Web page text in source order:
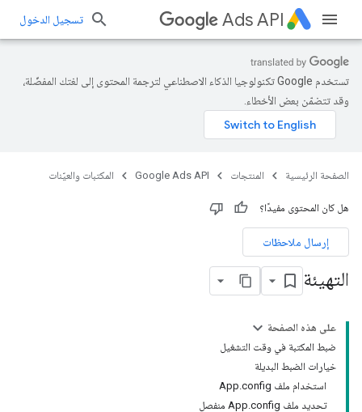
Ads API تسجيل الدخول
تستخدم Google تكنولوجيا الذكاء الاصطناعي لترجمة المحتوى إلى لغتك المفضّلة،
وقد تتضمّن بعض الأخطاء.
الصفحة الرئيسية المنتجات Google Ads API المكتبات والعيّنات
هل كان المحتوى مفيدًا؟
إرسال ملاحظات
التهيئة
على هذه الصفحة
ضبط المكتبة في وقت التشغيل
خيارات الضبط البديلة
استخدام ملف App.config
تحديد ملف App.config منفصل